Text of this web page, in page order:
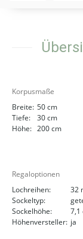
Korpusmaße
Breite: 50 cm
Tiefe:
30 cm
Höhe: 200 cm
Regaloptionen
Lochreihen:
32
Sockeltyp:
Sockelhöhe:
7,1
Höhenversteller: ja